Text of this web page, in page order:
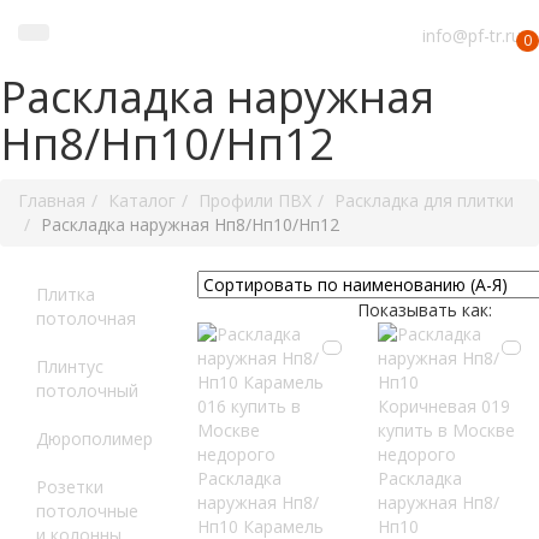
0
info@pf-tr.ru
Раскладка наружная
Нп8/Нп10/Нп12
Главная Каталог Профили ПВХ
Раскладка для плитки
Раскладка наружная Нп8/Нп10/Нп12
Плитка
потолочная
Плинтус
потолочный
Дюрополимер
Розетки
потолочные
Показывать как:
Раскладка
наружная Нп8/
Нп10 Карамель
Раскладка
наружная Нп8/
Нп10